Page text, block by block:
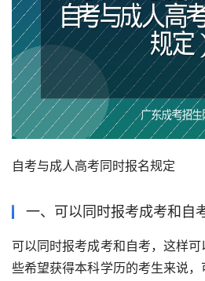
自考与成人高考同时报名规定
一、可以同时报考成考和自
可以同时报考成考和自考，这样
些希望获得本科学历的考生来说